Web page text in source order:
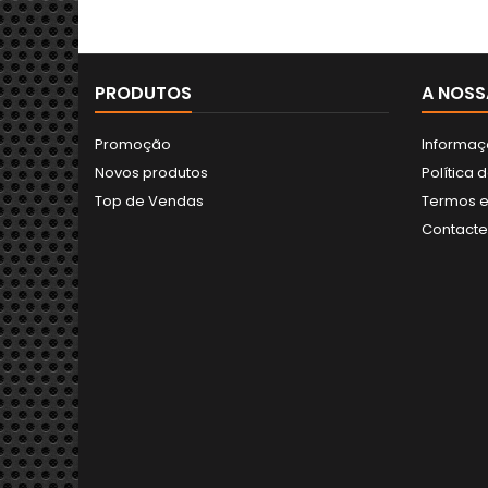
PRODUTOS
Promoção
Novos produtos
Top de Vendas
A
Política
Termos